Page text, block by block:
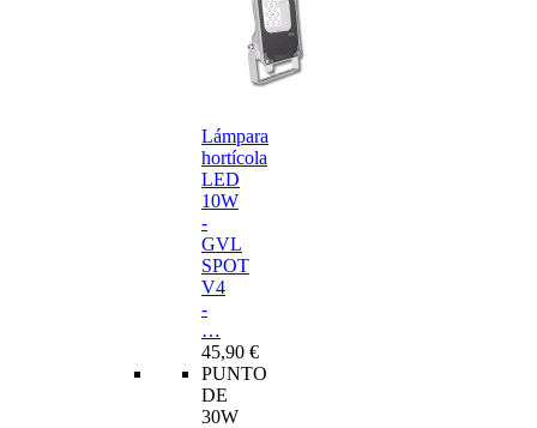
Lámpara
hortícola
LED
10W
-
GVL
SPOT
V4
-
…
45,90 €
PUNTO
DE
30W